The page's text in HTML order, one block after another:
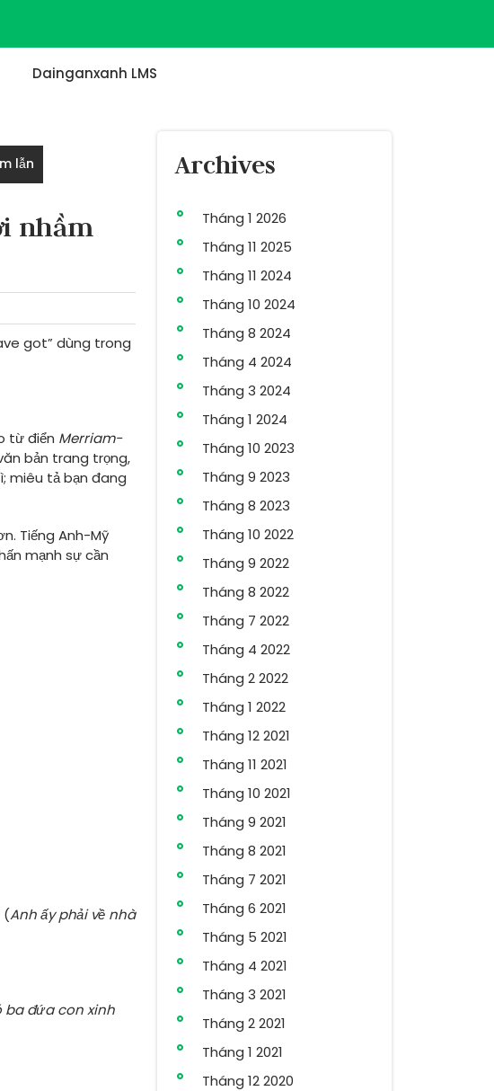
Dainganxanh LMS
lẫn
nhầm
got” dùng trong
từ điển Merriam-
bản trang trọng,
miêu tả bạn đang
Tiếng Anh-Mỹ
mạnh sự cần
(Anh ấy phải về nhà
ba đứa con xinh
Archives
Tháng 1 2026
Tháng 11 2025
Tháng 11 2024
Tháng 10 2024
Tháng 8 2024
Tháng 4 2024
Tháng 3 2024
Tháng 1 2024
Tháng 10 2023
Tháng 9 2023
Tháng 8 2023
Tháng 10 2022
Tháng 9 2022
Tháng 8 2022
Tháng 7 2022
Tháng 4 2022
Tháng 2 2022
Tháng 1 2022
Tháng 12 2021
Tháng 11 2021
Tháng 10 2021
Tháng 9 2021
Tháng 8 2021
Tháng 7 2021
Tháng 6 2021
Tháng 5 2021
Tháng 4 2021
Tháng 3 2021
Tháng 2 2021
Tháng 1 2021
Tháng 12 2020